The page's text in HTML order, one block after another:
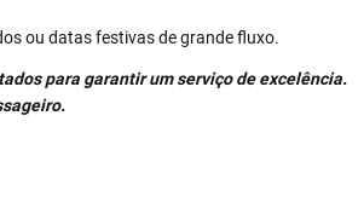
ou datas festivas de grande fluxo.
para garantir um serviço de excelência.